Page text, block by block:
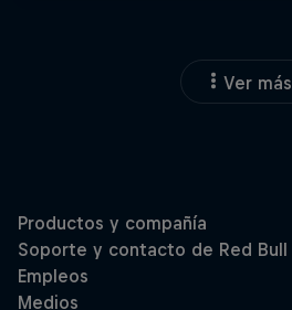
Ver más